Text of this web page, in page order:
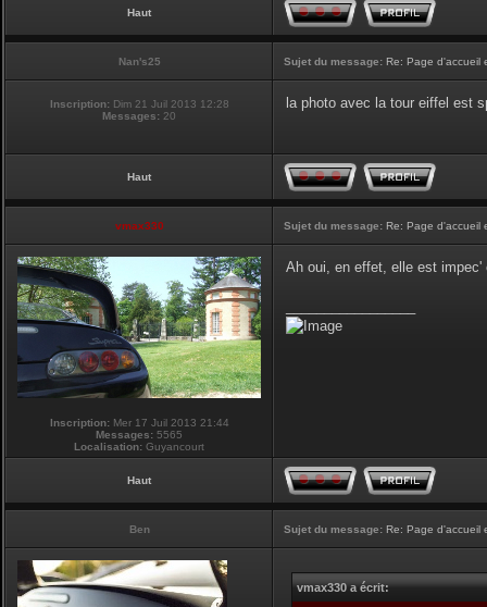
Haut
Nan's25 Sujet du message: Re: Page d'accueil
Inscription: Dim 21 Juil 2013 12:28
Messages: 20
la photo avec la tour eiffel est
Haut
vmax330 Sujet du message: Re: Page d'accueil
Inscription:Mer 17 Juil 2013 21:44
Messages: 5565
Localisation: Guyancourt
Ah oui, en effet, elle est impec'
Haut
Ben Sujet du message: Re: Page d'accueil
vmax330 a écrit: